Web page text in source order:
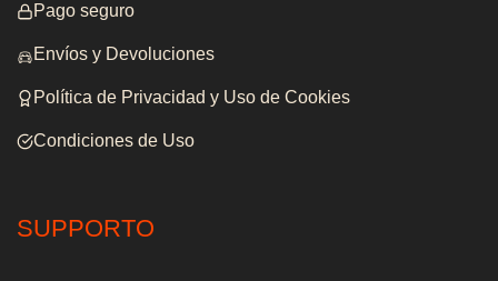
Pago seguro
Envíos y Devoluciones
Política de Privacidad y Uso de Cookies
Condiciones de Uso
SUPPORTO